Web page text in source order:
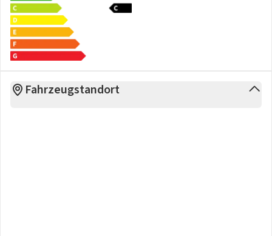
>>> Trotz sorgfältiger Prüfung des Inserats sind
Abweichungen bei der Fahrzeugbeschreibung und bei den
Bildern zum Fahrzeug nicht auszuschließen. Die
Abbildungen und die Beschreibung dienen lediglich der
Gewährleistung / Anspruch im kaufrechtlichen Sinne dar.“
Fahrzeugstandort